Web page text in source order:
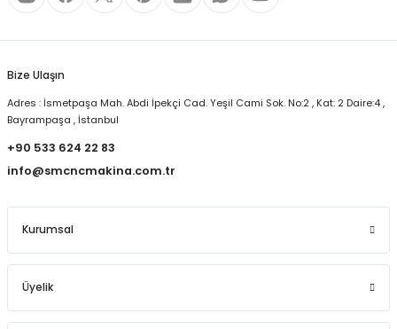
Bize Ulaşın
Adres : İsmetpaşa Mah. Abdi İpekçi Cad. Yeşil Cami Sok. No:2 , Kat: 2 Daire:4 ,
Bayrampaşa , İstanbul
+90 533 624 22 83
info@smcncmakina.com.tr
Kurumsal
Üyelik